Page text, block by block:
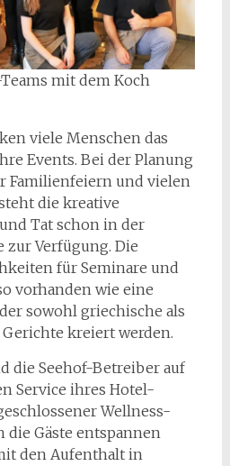
mit dem Koch
viele Menschen das
Events. Bei der Planung
Familienfeiern und vielen
die kreative
Tat schon in der
zur Verfügung. Die
für Seminare und
vorhanden wie eine
sowohl griechische als
kreiert werden.
die Seehof-Betreiber auf
Service ihres Hotel-
Wellness-
die Gäste entspannen
den Aufenthalt in